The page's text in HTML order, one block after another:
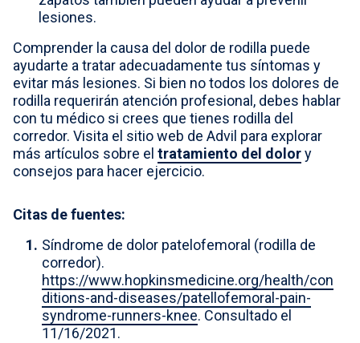
lesiones.
Comprender la causa del dolor de rodilla puede
ayudarte a tratar adecuadamente tus síntomas y
evitar más lesiones. Si bien no todos los dolores de
rodilla requerirán atención profesional, debes hablar
con tu médico si crees que tienes rodilla del
corredor. Visita el sitio web de Advil para explorar
más artículos sobre el tratamiento del dolory
consejos para hacer ejercicio.
Citas de fuentes:
Síndrome de dolor patelofemoral (rodilla de
corredor).
https://www.hopkinsmedicine.org/health/con
ditions-and-diseases/patellofemoral-pain-
syndrome-runners-knee. Consultado el
11/16/2021.